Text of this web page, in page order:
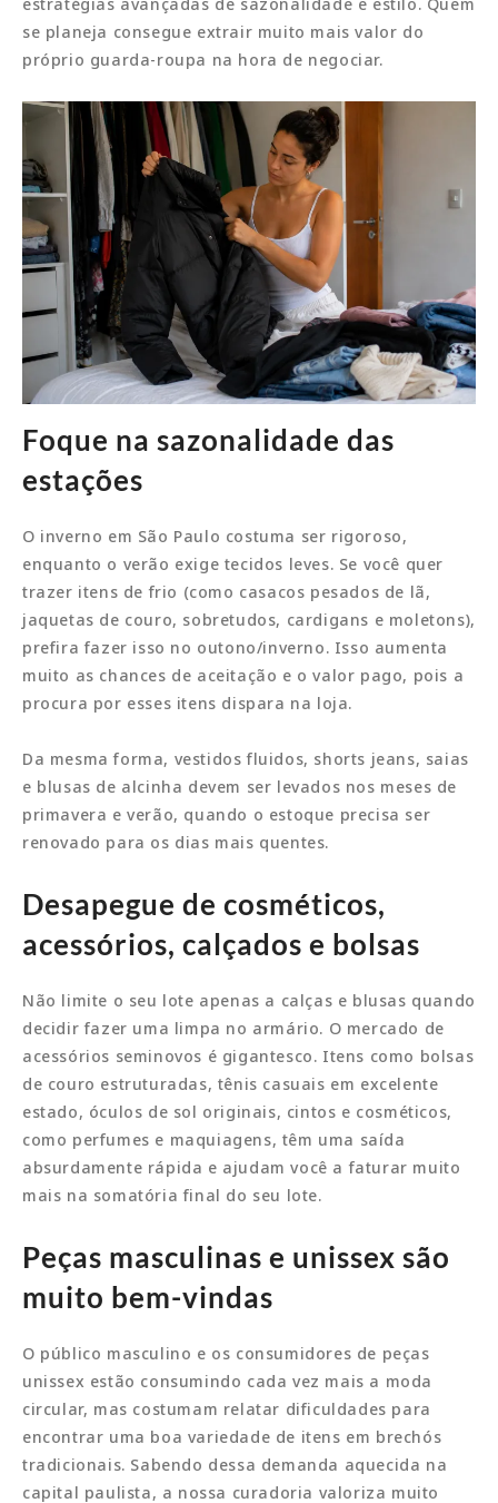
se planeja consegue extrair muito mais valor do
próprio guarda-roupa na hora de negociar.
Foque na sazonalidade das
estações
O inverno em São Paulo costuma ser rigoroso,
enquanto o verão exige tecidos leves. Se você quer
trazer itens de frio (como casacos pesados de lã,
jaquetas de couro, sobretudos, cardigans e moletons),
prefira fazer isso no outono/inverno. Isso aumenta
muito as chances de aceitação e o valor pago, pois a
procura por esses itens dispara na loja.
Da mesma forma, vestidos fluidos, shorts jeans, saias
e blusas de alcinha devem ser levados nos meses de
primavera e verão, quando o estoque precisa ser
renovado para os dias mais quentes.
Desapegue de cosméticos,
acessórios, calçados e bolsas
Não limite o seu lote apenas a calças e blusas quando
decidir fazer uma limpa no armário. O mercado de
acessórios seminovos é gigantesco. Itens como bolsas
de couro estruturadas, tênis casuais em excelente
estado, óculos de sol originais, cintos e cosméticos,
como perfumes e maquiagens, têm uma saída
absurdamente rápida e ajudam você a faturar muito
mais na somatória final do seu lote.
Peças masculinas e unissex são
muito bem-vindas
O público masculino e os consumidores de peças
unissex estão consumindo cada vez mais a moda
circular, mas costumam relatar dificuldades para
encontrar uma boa variedade de itens em brechós
tradicionais. Sabendo dessa demanda aquecida na
capital paulista, a nossa curadoria valoriza muito